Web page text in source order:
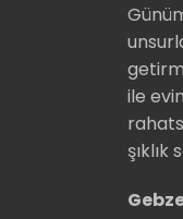
ile
şıklık